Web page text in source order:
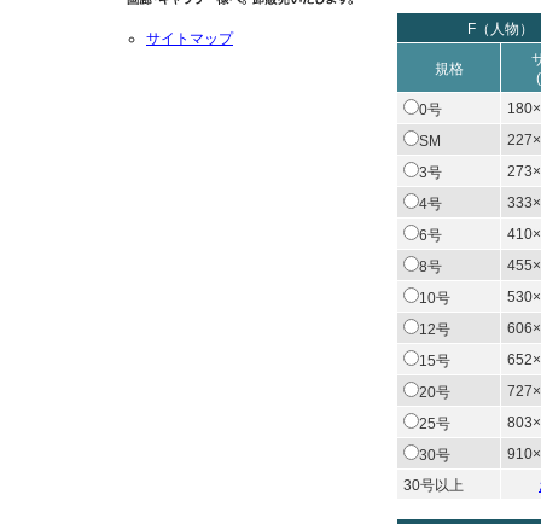
F（人物）
規格
0号
SM
3号
4号
6号
8号
10号
12号
15号
20号
25号
30号
30号以上
サイトマップ